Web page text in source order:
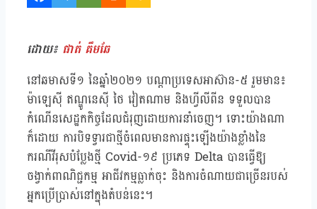
ដោយ៖ ផាត់ គឹមឆែ
នៅឆមាសទី១ នៃឆ្នាំ២០២១ បណ្តាប្រទេសអាស៊ាន-៥ រួមមាន៖
ម៉ាឡេស៊ី ឥណ្ឌូនេស៊ី ថៃ វៀតណាម និងហ្វីលីពីន ទទួលបាន
កំណើនសេដ្ឋកកិច្ចដែលជំរុញដោយការនាំចេញ។ ទោះយ៉ាងណា
ក៏ដោយ ការបិទទ្វារជាថ្មីចំពេលមានការផ្ទុះឡើងយ៉ាងខ្លាំងនៃ
ករណីវីរុសបំប្លែងថ្មី Covid-១៩ ប្រភេទ Delta បានធ្វើឱ្យ
ចង្វាក់ពាណិជ្ជកម្ម អាជីវកម្មធ្លាក់ចុះ និងការចំណាយជាច្រើនរបស់
អ្នកប្រើប្រាស់នៅក្នុងតំបន់នេះ។